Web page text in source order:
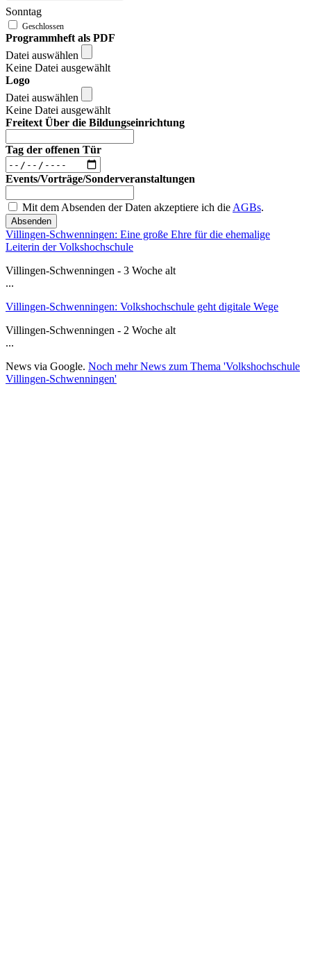
Sonntag
Programmheft als PDF
Datei auswählen
Keine Datei ausgewählt
Logo
Datei auswählen
Keine Datei ausgewählt
Freitext Über die Bildungseinrichtung
Tag der offenen Tür
Events/Vorträge/Sonderveranstaltungen
Mit dem Absenden der Daten akzeptiere ich die AGBs.
Absenden
Villingen-Schwenningen: Eine große Ehre für die ehemalige
Leiterin der Volkshochschule
Villingen-Schwenningen - 3 Woche alt
...
Villingen-Schwenningen: Volkshochschule geht digitale Wege
Villingen-Schwenningen - 2 Woche alt
...
News via Google. Noch mehr News zum Thema 'Volkshochschule
Villingen-Schwenningen'